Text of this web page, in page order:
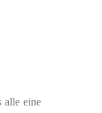
alle eine